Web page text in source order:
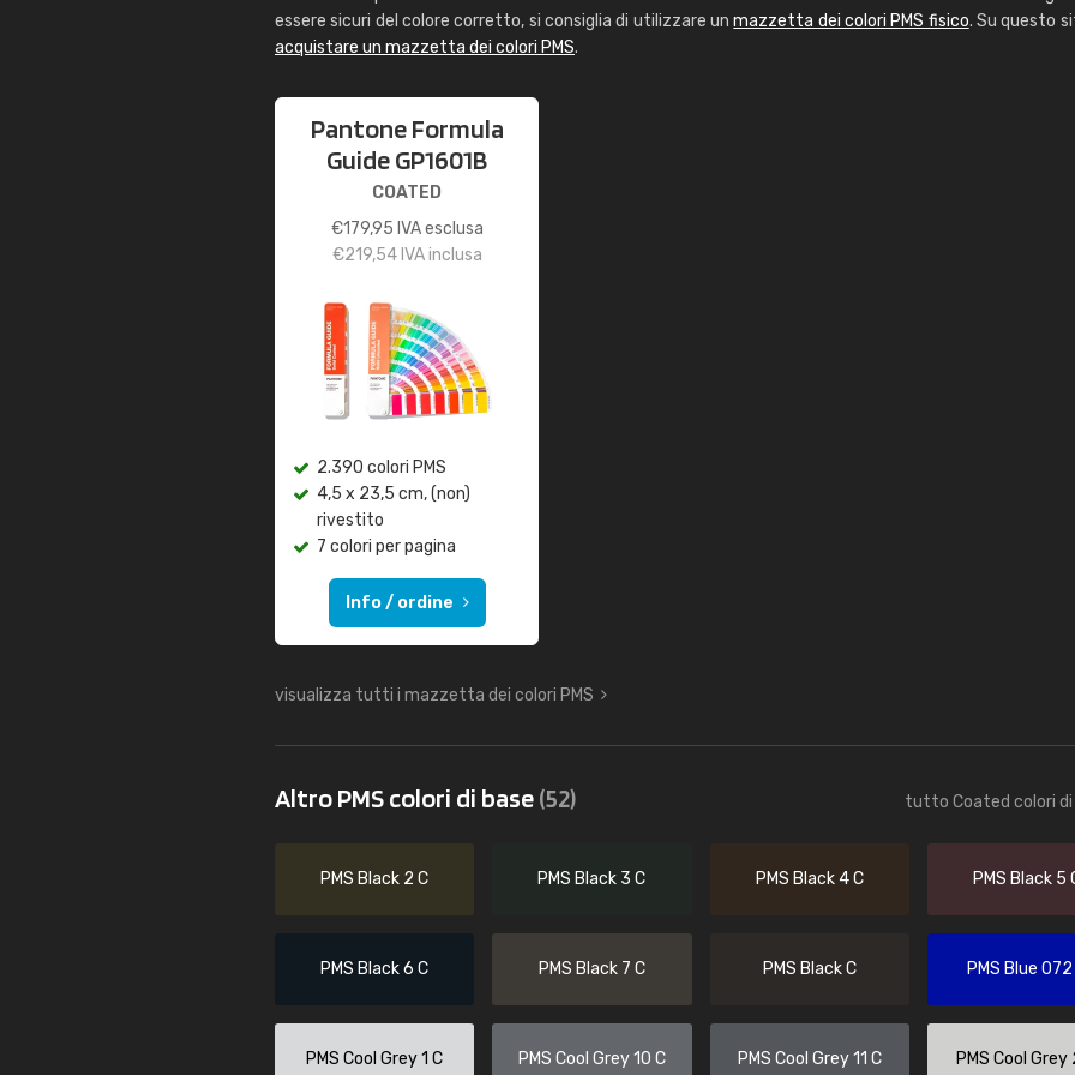
essere sicuri del colore corretto, si consiglia di utilizzare unmazzetta dei colori PMS fisico. Su questo
acquistare un mazzetta dei colori PMS.
Pantone Formula
Guide GP1601B
COATED
€179,95 IVA esclusa
€219,54IVA inclusa
2.390 colori PMS
4,5 x 23,5 cm, (non)
rivestito
7 colori per pagina
Info / ordine
visualizza tutti i mazzetta dei colori PMS
Altro PMS colori di base(52) tutto Coated colori di
PMS Black 2 C PMS Black 3 C PMS Black 4 C PMS Black 5
PMS Black 6 C PMS Black 7 C PMS Black C PMS Blue 072
PMS Cool Grey 1 C PMS Cool Grey 10 C PMS Cool Grey 11 C PMS Cool Grey